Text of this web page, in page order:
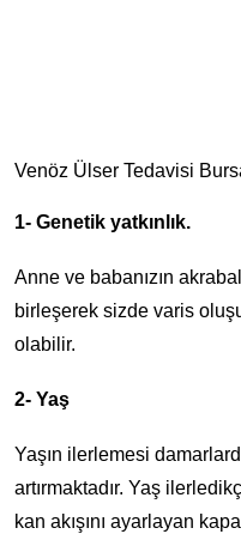
Venöz Ülser Tedavisi
1- Genetik yatkınlık.
Anne ve babanızın
birleşerek sizde varis
olabilir.
2- Yaş
Yaşın ilerlemesi
artırmaktadır. Yaş
kan akışını ayarlayan